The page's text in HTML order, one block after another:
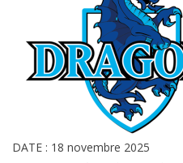
DATE : 18 novembre 2025